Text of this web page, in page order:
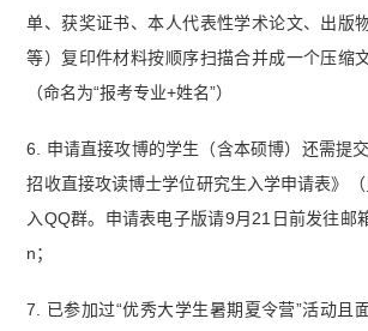
单、获奖证书、本人代表性学术论文、出版
等）复印件材料按顺序扫描合并成一个压缩
（命名为“报考专业+姓名”）
6. 申请直接攻博的学生（含本硕博）还需提
招收直接攻读博士学位研究生入学申请表》
入QQ群。申请表电子版请9月21日前发往邮
n；
7. 已参加过“优秀大学生暑期夏令营”活动且